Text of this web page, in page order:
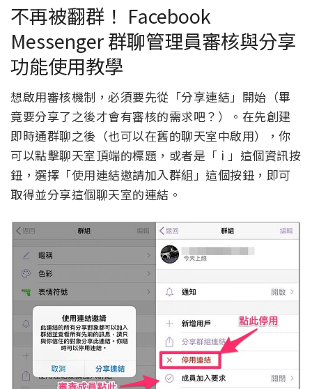
不再被翻群！ Facebook
Messenger 群聊管理員審核與分享
功能使用教學
想啟用審核機制，必須要先從「分享連結」開始（畢
竟要分享了之後才會有審核的需求吧？）。在先創建
即時通群聊之後（也可以在舊的聊天室中啟用），你
可以點擊聊天室頂端的標題，或者是「 i 」這個資訊按
鈕，選擇「使用連結邀請加入群組」這個按鈕，即可
取得並分享這個聊天室的連結。